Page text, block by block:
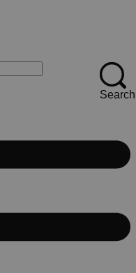
Search